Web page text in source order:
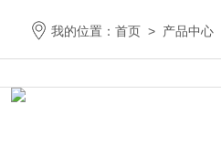
我的位置：首页 > 产品中心